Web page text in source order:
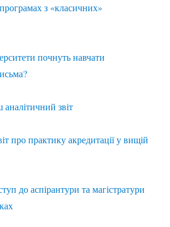
з «класичних»
почнуть навчати
звіт
про практику акредитації у вищій
до аспірантури та магістратури